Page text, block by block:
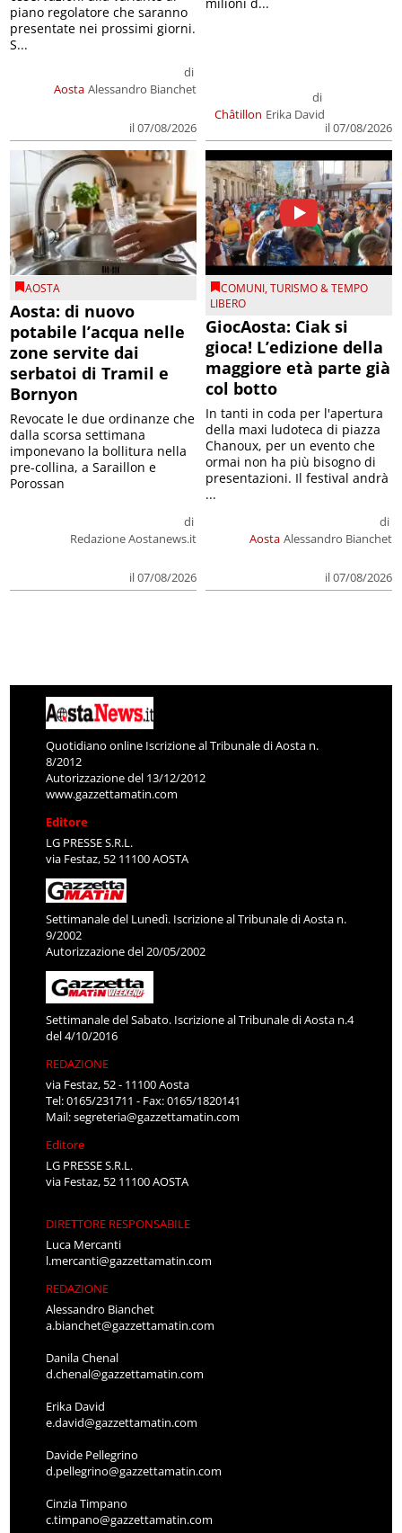
Aosta
di
Alessandro Bianchet
il 07/08/2026
piano regolatore che saranno
presentate nei prossimi giorni.
S...
Châtillon
di
Erika David
il 07/08/2026
milioni d...
AOSTA
Aosta: di nuovo
potabile l’acqua nelle
zone servite dai
serbatoi di Tramil e
Bornyon
di
Redazione Aostanews.it
il 07/08/2026
Revocate le due ordinanze che
dalla scorsa settimana
imponevano la bollitura nella
pre-collina, a Saraillon e
Porossan
COMUNI,TURISMO & TEMPO
LIBERO
GiocAosta: Ciak si
gioca! L’edizione della
maggiore età parte già
col botto
Aosta
di
Alessandro Bianchet
il 07/08/2026
In tanti in coda per l'apertura
della maxi ludoteca di piazza
Chanoux, per un evento che
ormai non ha più bisogno di
presentazioni. Il festival andrà
...
Quotidiano online Iscrizione al Tribunale di Aosta n.
8/2012
Autorizzazione del 13/12/2012
www.gazzettamatin.com
Editore
LG PRESSE S.R.L.
via Festaz, 52 11100 AOSTA
Settimanale del Lunedì. Iscrizione al Tribunale di Aosta n.
9/2002
Autorizzazione del 20/05/2002
Settimanale del Sabato. Iscrizione al Tribunale di Aosta n.4
del 4/10/2016
REDAZIONE
via Festaz, 52 - 11100 Aosta
Tel: 0165/231711 - Fax: 0165/1820141
Mail:segreteria@gazzettamatin.com
Editore
LG PRESSE S.R.L.
via Festaz, 52 11100 AOSTA
DIRETTORE RESPONSABILE
Luca Mercanti
l.mercanti@gazzettamatin.com
REDAZIONE
Alessandro Bianchet
a.bianchet@gazzettamatin.com
Danila Chenal
d.chenal@gazzettamatin.com
Erika David
e.david@gazzettamatin.com
Davide Pellegrino
d.pellegrino@gazzettamatin.com
Cinzia Timpano
c.timpano@gazzettamatin.com